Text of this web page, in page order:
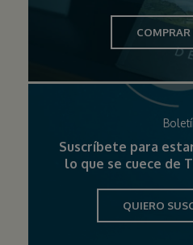
Suscríbete para
lo que se cuece de
QUIERO